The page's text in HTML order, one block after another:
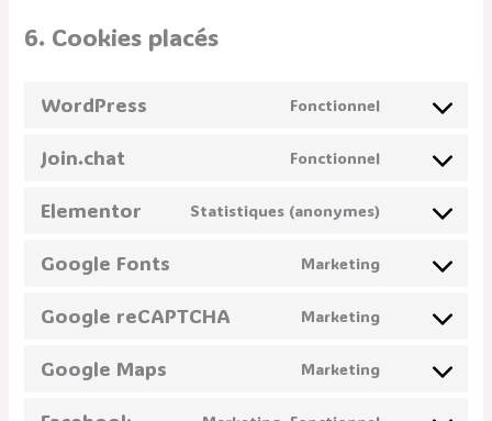
6. Cookies placés
WordPress Fonctionnel
Join.chat Fonctionnel
Elementor Statistiques (anonymes)
Google Fonts Marketing
Google reCAPTCHA Marketing
Google Maps Marketing